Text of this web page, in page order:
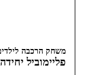
משחק הרכבה
פליימוביל